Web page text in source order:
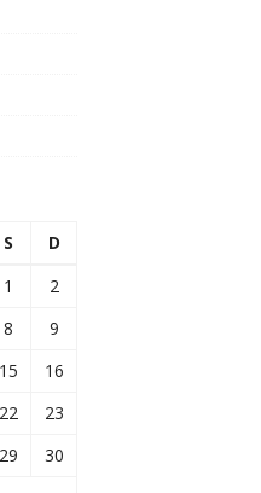
S
D
1
2
8
9
15
16
22
23
29
30